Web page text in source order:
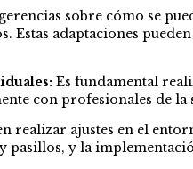
sobre cómo se
adaptaciones
Es fundamental
con profesionales de la
realizar ajustes en el
pasillos, y la